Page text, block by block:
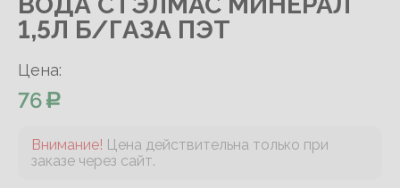
1,5Л Б/ГАЗА ПЭТ
Цена:
76
Внимание! Цена действительна только при
заказе через сайт.